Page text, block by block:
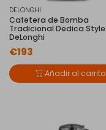
DELONGHI
Cafetera de Bomba
Tradicional Dedica Style
DeLonghi
€193
Añadir al carrito